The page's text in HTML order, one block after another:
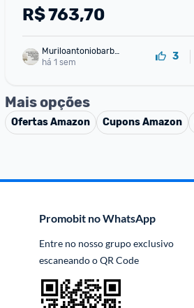
Sem Fio
R$763,70
Muriloantoniobarbo
sa
há 1 sem 3
Mais opções
OfertasAmazon CuponsAmazon
Promobit no WhatsApp
Entre no nosso grupo exclusivo
escaneando o QR Code